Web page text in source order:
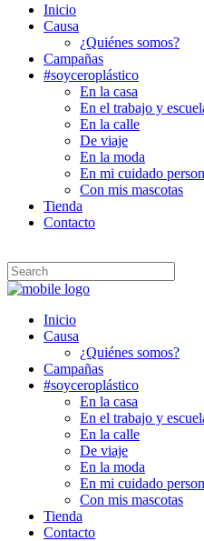
Inicio
Causa
¿Quiénes somos?
Campañas
#soyceroplástico
En la casa
En el trabajo y
En la calle
De viaje
En la moda
En mi cuidado
Con mis mascotas
Tienda
Contacto
Inicio
Causa
¿Quiénes somos?
Campañas
#soyceroplástico
En la casa
En el trabajo y
En la calle
De viaje
En la moda
En mi cuidado
Con mis mascotas
Tienda
Contacto